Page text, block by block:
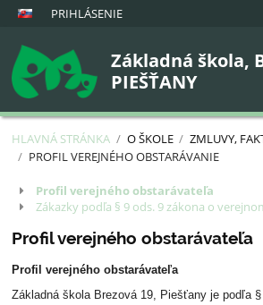
PRIHLÁSENIE
Základná škola,
PIEŠŤANY
HLAVNÁ STRÁNKA / O ŠKOLE / ZMLUVY,
/ PROFIL VEREJNÉHO OBSTARÁVANIE
Profil
Verejného
obstarávanie
Profil verejného obstarávateľa
Zákazky podľa § 9 ods. 9 zákona o
Profil verejného obstarávateľa
Profil verejného obstarávateľa
Základná škola Brezová 19, Piešťany je podľa